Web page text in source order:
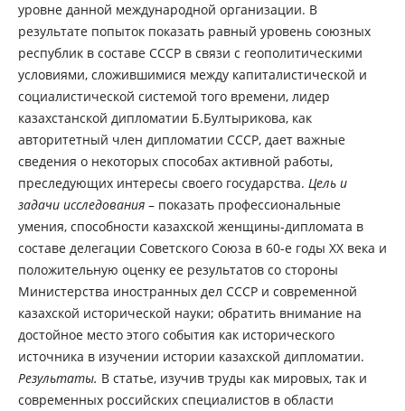
уровне данной международной организации. В
результате попыток показать равный уровень союзных
республик в составе СССР в связи с геополитическими
условиями, сложившимися между капиталистической и
социалистической системой того времени, лидер
казахстанской дипломатии Б.Бултырикова, как
авторитетный член дипломатии СССР, дает важные
сведения о некоторых способах активной работы,
преследующих интересы своего государства. Цель и
задачи исследования – показать профессиональные
умения, способности казахской женщины-дипломата в
составе делегации Советского Союза в 60-е годы XX века и
положительную оценку ее результатов со стороны
Министерства иностранных дел СССР и современной
казахской исторической науки; обратить внимание на
достойное место этого события как исторического
источника в изучении истории казахской дипломатии.
Результаты. В статье, изучив труды как мировых, так и
современных российских специалистов в области